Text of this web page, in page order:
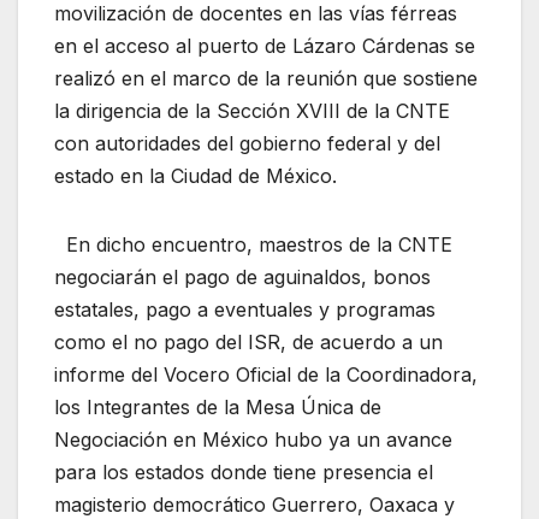
movilización de docentes en las vías férreas
en el acceso al puerto de Lázaro Cárdenas se
realizó en el marco de la reunión que sostiene
la dirigencia de la Sección XVIII de la CNTE
con autoridades del gobierno federal y del
estado en la Ciudad de México.
En dicho encuentro, maestros de la CNTE
negociarán el pago de aguinaldos, bonos
estatales, pago a eventuales y programas
como el no pago del ISR, de acuerdo a un
informe del Vocero Oficial de la Coordinadora,
los Integrantes de la Mesa Única de
Negociación en México hubo ya un avance
para los estados donde tiene presencia el
magisterio democrático Guerrero, Oaxaca y